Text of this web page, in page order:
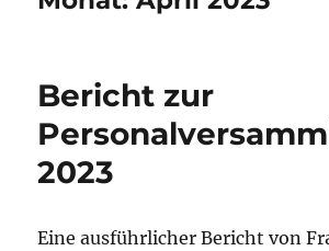
Bericht zur
2023
Eine ausführlicher Bericht von